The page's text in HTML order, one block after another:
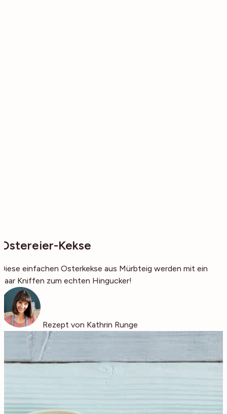
Ostereier-Kekse
Diese einfachen Osterkekse aus Mürbteig werden mit ein
paar Kniffen zum echten Hingucker!
Rezept von Kathrin Runge